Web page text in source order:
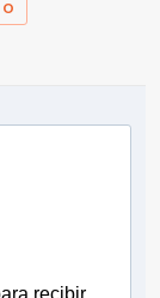
recibir